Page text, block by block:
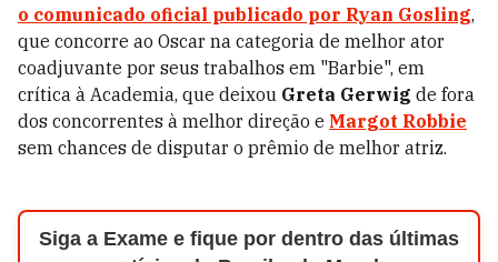
o comunicado oficial publicado por Ryan Gosling,
que concorre ao Oscar na categoria de melhor ator
coadjuvante por seus trabalhos em "Barbie", em
crítica à Academia, que deixou Greta Gerwig de fora
dos concorrentes à melhor direção e Margot Robbie
sem chances de disputar o prêmio de melhor atriz.
Siga a Exame e fique por dentro das últimas